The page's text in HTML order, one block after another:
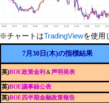
※チャートはTradingViewを使用
7月30日(木)の指標結果
英)BOE政策金利 ＆声明発表
英)BOE議事録公表
英)BOE四半期金融政策報告